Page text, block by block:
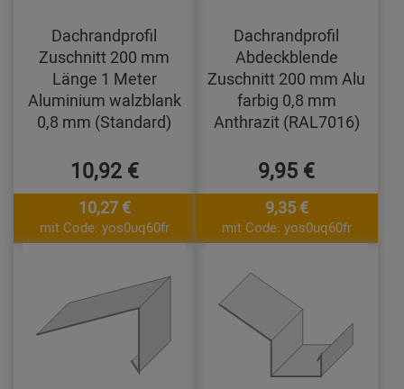
Dachrandprofil
Zuschnitt 200 mm
Länge 1 Meter
Aluminium walzblank
0,8 mm (Standard)
10,92 €
10,27 €
mit Code: yos0uq60fr
Dachrandprofil
Abdeckblende
Zuschnitt 200 mm Alu
farbig 0,8 mm
Anthrazit (RAL7016)
9,95 €
9,35 €
mit Code: yos0uq60fr